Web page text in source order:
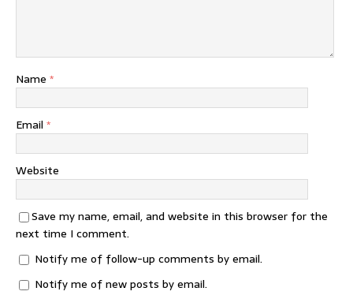
Name *
Email *
Website
Save my name, email, and website in this browser for the
next time I comment.
Notify me of follow-up comments by email.
Notify me of new posts by email.